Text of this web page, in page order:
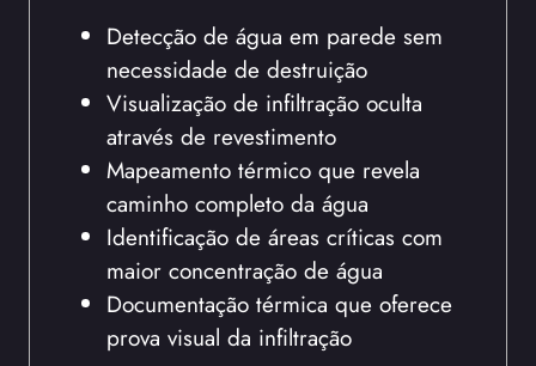
Detecção de água em parede sem
necessidade de destruição
Visualização de infiltração oculta
através de revestimento
Mapeamento térmico que revela
caminho completo da água
Identificação de áreas críticas com
maior concentração de água
Documentação térmica que oferece
prova visual da infiltração